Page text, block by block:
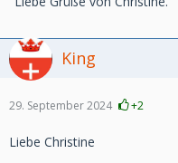
King
29. September 2024 +2
Liebe Christine